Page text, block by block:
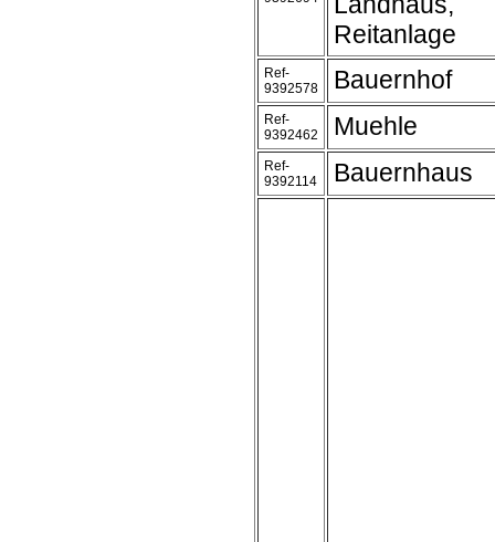
Reitanlage
Ref-
9392578
Bauernhof
Ref-
9392462
Muehle
Ref-
9392114
Bauernhaus